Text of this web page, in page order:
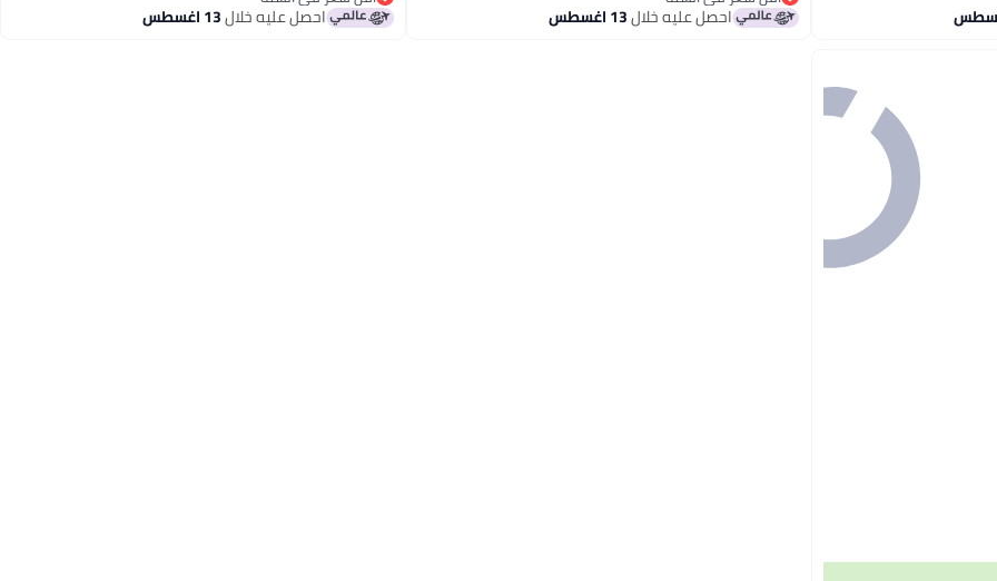
أقل سعر في السنة
احصل عليه خلال13 اغسطس أقل سعر في السنة
احصل عليه خلال13 اغسطس